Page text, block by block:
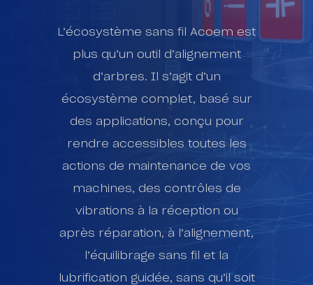
L’écosystème sans fil Acoem est
plus qu’un outil d’alignement
d’arbres. Il s’agit d’un
écosystème complet, basé sur
des applications, conçu pour
rendre accessibles toutes les
actions de maintenance de vos
machines, des contrôles de
vibrations à la réception ou
après réparation, à l’alignement,
l’équilibrage sans fil et la
lubrification guidée, sans qu’il soit